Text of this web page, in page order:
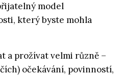
model
který byste mohla
a prožívat velmi různě –
očekávání, povinností,